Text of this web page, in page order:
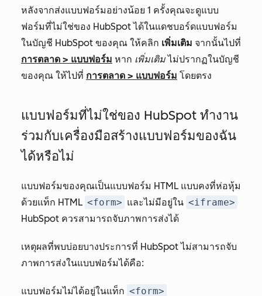
หลังจากส่งแบบฟอร์มอย่างน้อย 1 ครั้งคุณจะดูแบบ
ฟอร์มที่ไม่ใช่ของ HubSpot ได้ในแดชบอร์ดแบบฟอร์ม
ในบัญชี HubSpot ของคุณ ให้คลิก เพิ่มเติม จากนั้นไปที่
การตลาด > แบบฟอร์ม หาก เพิ่มเติมไม่ปรากฏในบัญชี
ของคุณ ให้ไปที่ การตลาด > แบบฟอร์ม โดยตรง
แบบฟอร์มที่ไม่ใช่ของ HubSpot ทำงาน
ร่วมกับเครื่องมือสร้างแบบฟอร์มของฉัน
ได้หรือไม่
แบบฟอร์มของคุณเป็นแบบฟอร์ม HTML แบบคงที่ห่อหุ้ม
ด้วยแท็ก HTML <form> และไม่มีอยู่ใน <iframe>
HubSpot ควรสามารถจับภาพการส่งได้
เหตุผลที่พบบ่อยบางประการที่ HubSpot ไม่สามารถจับ
ภาพการส่งในแบบฟอร์มได้คือ:
แบบฟอร์มไม่ได้อยู่ในแท็ก <form>